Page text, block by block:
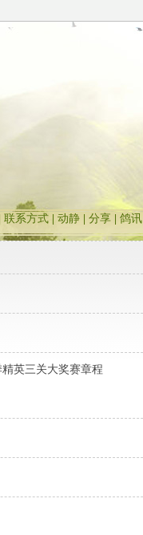
联系方式 动静 分享 鸽讯
英三关大奖赛章程